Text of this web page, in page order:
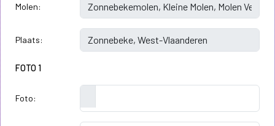
Molen:
Plaats:
FOTO 1
Foto: